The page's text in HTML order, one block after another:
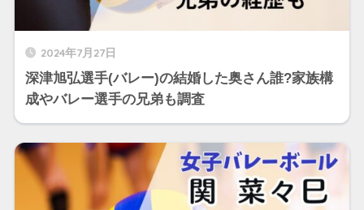
2024年7月27日
深津旭弘選手(バレー)の結婚した奥さん誰?家族構
成やバレー選手の兄弟も調査